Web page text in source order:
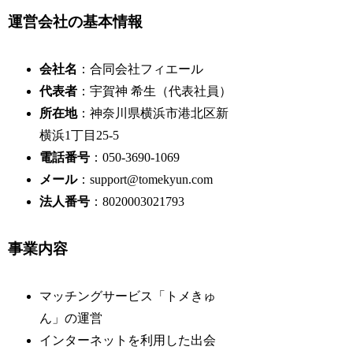
運営会社の基本情報
会社名 ：合同会社フィエール
代表者 ：宇賀神 希生（代表社員）
所在地：神奈川県横浜市港北区新
横浜1丁目25-5
電話番号 ：050-3690-1069
メール：support@tomekyun.com
法人番号 ：8020003021793
事業内容
マッチングサービス「トメきゅ
ん」の運営
インターネットを利用した出会